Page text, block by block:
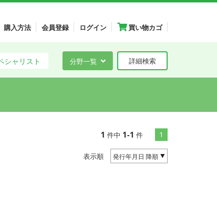
購入方法 会員登録 ログイン 買い物カゴ
シャリスト 分野一覧 詳細検索
1 件中 1-1 件 1
表示順